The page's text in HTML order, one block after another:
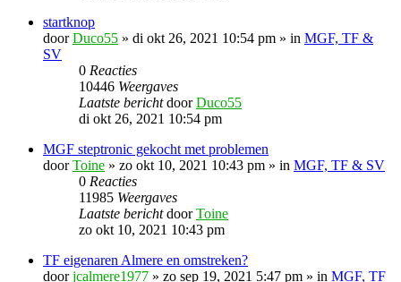
startknop
doorDuco55 » di okt 26, 2021 10:54 pm » in MGF, TF &
SV
0 Reacties
10446 Weergaves
Laatste berichtdoorDuco55
di okt 26, 2021 10:54 pm
MGF steptronic gekocht met problemen
doorToine » zo okt 10, 2021 10:43 pm » in MGF, TF & SV
0 Reacties
11985 Weergaves
Laatste berichtdoorToine
zo okt 10, 2021 10:43 pm
TF eigenaren Almere en omstreken?
doorjcalmere1977 » zo sep 19, 2021 5:47 pm » in MGF, TF